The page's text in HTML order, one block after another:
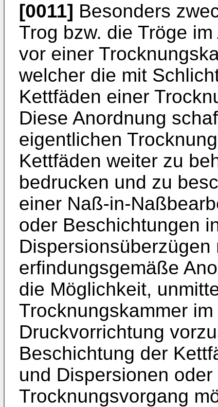
[0011] Besonders
Trog bzw. die Tröge
vor einer
welcher die mit
Kettfäden einer
Diese Anordnung
eigentlichen
Kettfäden weiter zu
bedrucken und zu
einer Naß-in-
oder Beschichtungen
erfindungsgemäße
die Möglichkeit,
Trocknungskammer
Druckvorrichtung
Beschichtung der
und Dispersionen
Trocknungsvorgang